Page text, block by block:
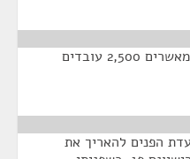
הבעיה שלהם זה שבאופן עקרוני מאשרים 2,500 עובדים
הפנים להאריך את